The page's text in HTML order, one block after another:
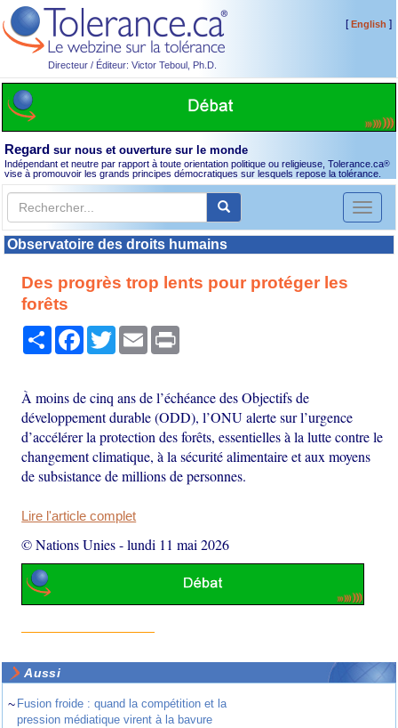
Directeur / Éditeur: Victor Teboul, Ph.D.
[English ]
Regard sur nous et ouverture sur le monde
Indépendant et neutre par rapport à toute orientation politique ou religieuse, Tolerance.ca®
vise à promouvoir les grands principes démocratiques sur lesquels repose la tolérance.
Toggle
Observatoire des droits humains
Des progrès trop lents pour protéger les
forêts
PartagerFacebook
TwitterEmail
À moins de cinq ans de l’échéance des Objectifs de
développement durable (ODD), l’ONU alerte sur l’urgence
d’accélérer la protection des forêts, essentielles à la lutte contre le
changement climatique, à la sécurité alimentaire et aux moyens
de subsistance de millions de personnes.
Lire l'article complet
© Nations Unies-lundi 11 mai 2026
Aussi
~ Fusion froide : quand la compétition et la
pression médiatique virent à la bavure